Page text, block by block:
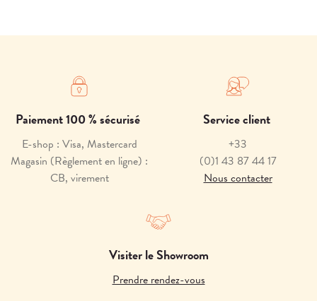
Paiement 100 % sécurisé
E-shop : Visa, Mastercard
Magasin (Règlement en ligne) :
CB, virement
Service client
+33
(0)1 43 87 44 17
Nous contacter
Visiter le Showroom
Prendre rendez-vous